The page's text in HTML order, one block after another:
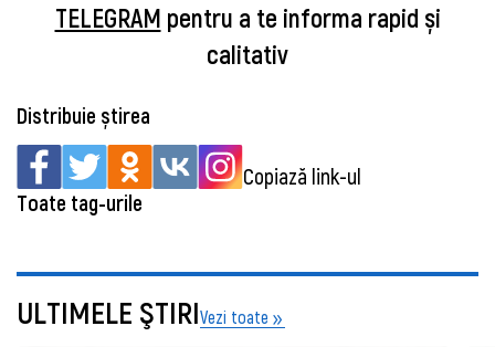
TELEGRAM pentru a te informa rapid și
calitativ
Distribuie știrea
Copiază link-ul
Toate tag-urile
ULTIMELE ŞTIRIVezi toate